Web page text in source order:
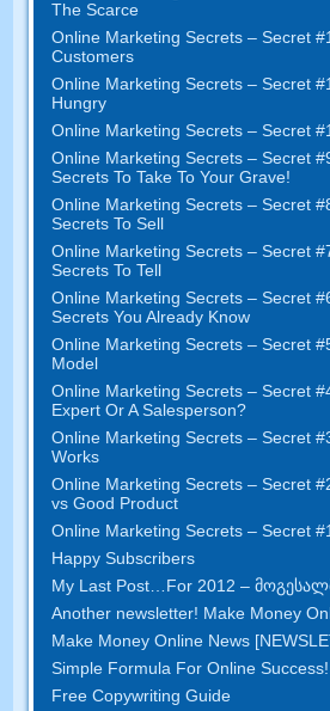
The Scarce
Online Marketing Secrets –Secret
Customers
Online Marketing Secrets –Secret
Hungry
Online Marketing Secrets –Secret
Online Marketing Secrets –Secret
Secrets To Take To Your Grave!
Online Marketing Secrets –Secret
Secrets To Sell
Online Marketing Secrets –Secret
Secrets To Tell
Online Marketing Secrets –Secret
Secrets You Already Know
Online Marketing Secrets –Secret
Model
Online Marketing Secrets –Secret
Expert Or A Salesperson?
Online Marketing Secrets –Secret
Works
Online Marketing Secrets –Secret
vs Good Product
Online Marketing Secrets –Secret
Happy Subscribers
My Last Post
For 2012 –
Another newsletter! Make Money
Make Money Online News [
Simple Formula For Online Success!
Free Copywriting Guide